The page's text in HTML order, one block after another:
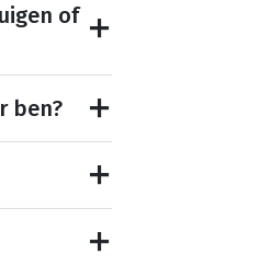
of
ben?